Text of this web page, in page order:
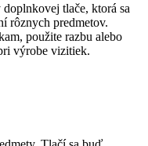
tlače, ktorá sa
rôznych predmetov.
použite razbu alebo
výrobe vizitiek.